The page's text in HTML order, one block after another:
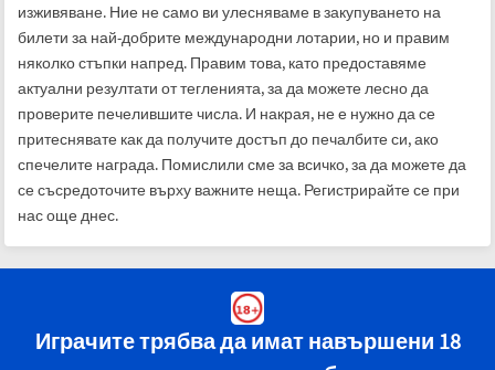
изживяване. Ние не само ви улесняваме в закупуването на
билети за най-добрите международни лотарии, но и правим
няколко стъпки напред. Правим това, като предоставяме
актуални резултати от тегленията, за да можете лесно да
проверите печелившите числа. И накрая, не е нужно да се
притеснявате как да получите достъп до печалбите си, ако
спечелите награда. Помислили сме за всичко, за да можете да
се съсредоточите върху важните неща. Регистрирайте се при
нас още днес.
Играчите трябва да имат навършени 18